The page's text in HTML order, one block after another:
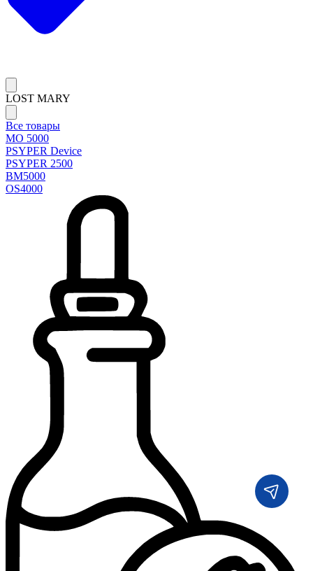
LOST MARY
Все товары
MO 5000
PSYPER Device
PSYPER 2500
BM5000
OS4000